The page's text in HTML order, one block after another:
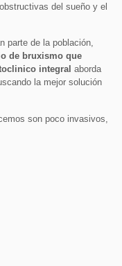
del sueño y el
parte de la población,
de bruxismo que
integral aborda
la mejor solución
son poco invasivos,